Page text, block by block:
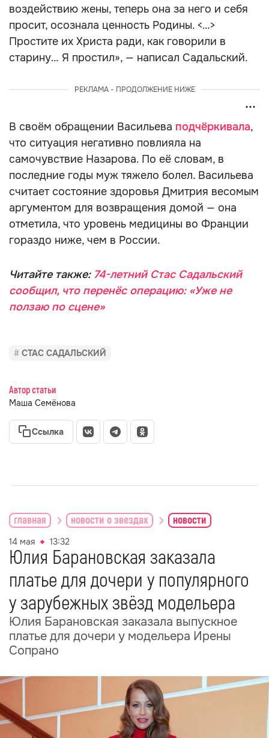
воздействию жены, теперь она за него и себя
просит, осознала ценность Родины. <…>
Простите их Христа ради, как говорили в
старину… Я простил», — написал Садальский.
РЕКЛАМА - ПРОДОЛЖЕНИЕ НИЖЕ
В своём обращении Васильева подчёркивала,
что ситуация негативно повлияла на
самочувствие Назарова. По её словам, в
последние годы муж тяжело болел. Васильева
считает состояние здоровья Дмитрия весомым
аргументом для возвращения домой — она
отметила, что уровень медицины во Франции
гораздо ниже, чем в России.
Читайте также: 74-летний Стас Садальский
сообщил, что перенёс операцию: «Уже не
ползаю по сцене»
СТАС САДАЛЬСКИЙ
Автор статьи
Маша Семёнова
Ссылка
главная новости о звездах новости
14 мая 13:32
Юлия Барановская заказала
платье для дочери у популярного
у зарубежных звёзд модельера
Юлия Барановская заказала выпускное
платье для дочери у модельера Ирены
Сопрано